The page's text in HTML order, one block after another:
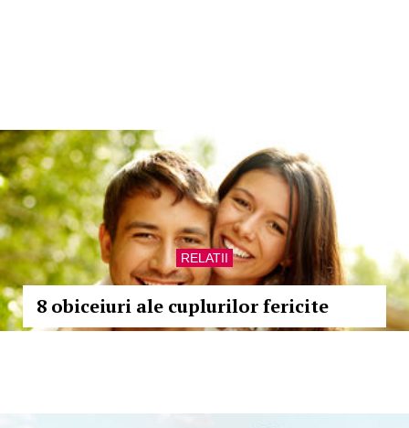
RELATII
8 obiceiuri ale cuplurilor fericite